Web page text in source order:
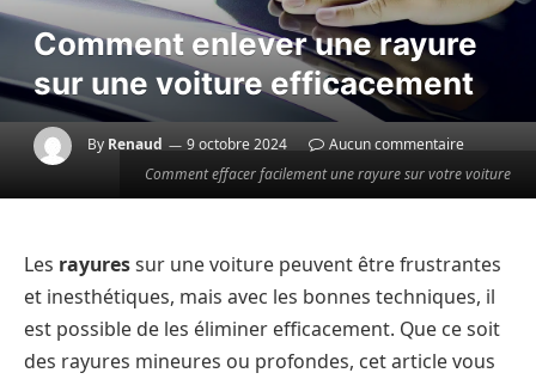
Comment effacer facilement une rayure sur votre voiture
Comment enlever une rayure
sur une voiture efficacement
By Renaud 9 octobre 2024 Aucun commentaire
Les rayuressur une voiture peuvent être frustrantes
et inesthétiques, mais avec les bonnes techniques, il
est possible de les éliminer efficacement. Que ce soit
des rayures mineures ou profondes, cet article vous